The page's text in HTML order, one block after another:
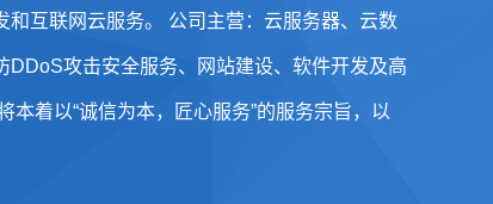
互联网云服务。 公司主营：云服务器、云数
攻击安全服务、网站建设、软件开发及高
着以“诚信为本，匠心服务”的服务宗旨，以